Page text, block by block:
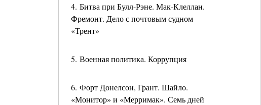
4. Битва при Булл-Рэне. Мак-Клеллан.
Фремонт. Дело с почтовым судном
«Трент»
5. Военная политика. Коррупция
6. Форт Донелсон, Грант. Шайло.
«Монитор» и «Мерримак». Семь дней